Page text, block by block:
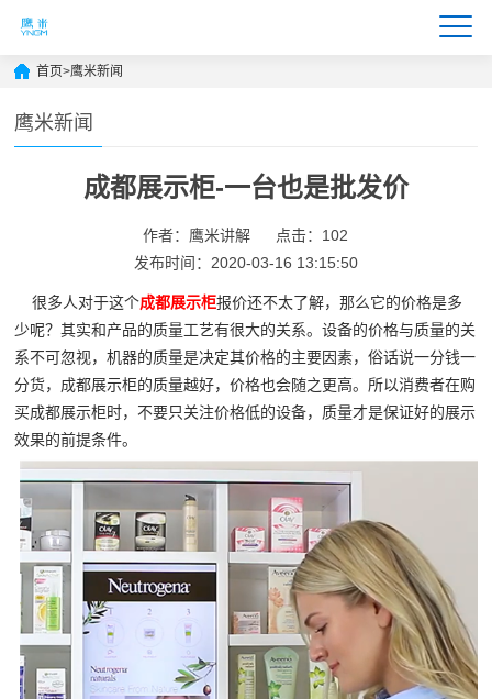
首页>鹰米新闻
鹰米新闻
成都展示柜-一台也是批发价
作者：鹰米讲解
点击：102
发布时间：2020-03-16 13:15:50
很多人对于这个成都展示柜报价还不太了解，那么它的价格是多
少呢？其实和产品的质量工艺有很大的关系。设备的价格与质量的关
系不可忽视，机器的质量是决定其价格的主要因素，俗话说一分钱一
分货，成都展示柜的质量越好，价格也会随之更高。所以消费者在购
买成都展示柜时，不要只关注价格低的设备，质量才是保证好的展示
效果的前提条件。